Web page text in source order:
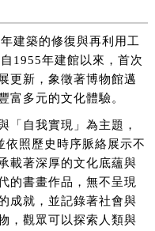
建築的修復與再利用工
1955年建館以來，首次
更新，象徵著博物館邁
富多元的文化體驗。
「自我實現」為主題，
依照歷史時序脈絡展示不
載著深厚的文化底蘊與
的書畫作品，無不呈現
成就，並記錄著社會與
，觀眾可以探索人類與